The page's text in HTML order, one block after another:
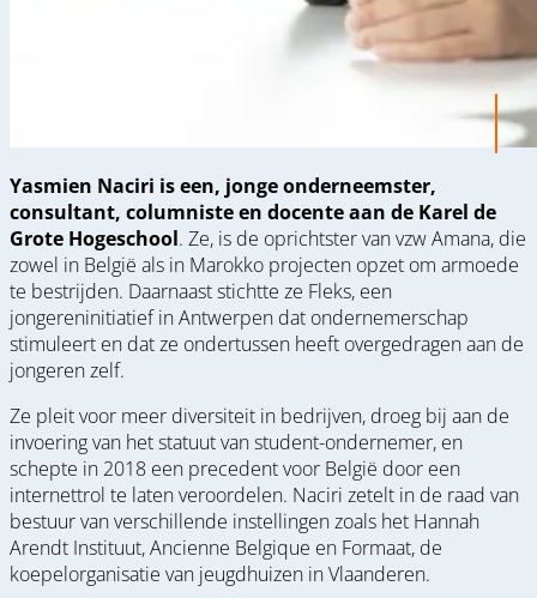
Yasmien Naciri is een, jonge onderneemster,
consultant, columniste en docente aan de Karel de
Grote Hogeschool. Ze, is de oprichtster van vzw Amana, die
zowel in België als in Marokko projecten opzet om armoede
te bestrijden. Daarnaast stichtte ze Fleks, een
jongereninitiatief in Antwerpen dat ondernemerschap
stimuleert en dat ze ondertussen heeft overgedragen aan de
jongeren zelf.
Ze pleit voor meer diversiteit in bedrijven, droeg bij aan de
invoering van het statuut van student-ondernemer, en
schepte in 2018 een precedent voor België door een
internettrol te laten veroordelen. Naciri zetelt in de raad van
bestuur van verschillende instellingen zoals het Hannah
Arendt Instituut, Ancienne Belgique en Formaat, de
koepelorganisatie van jeugdhuizen in Vlaanderen.